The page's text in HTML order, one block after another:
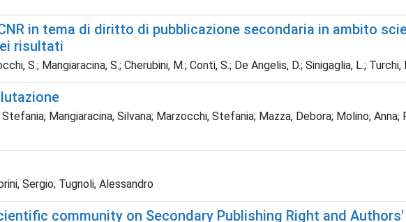
in tema di diritto di pubblicazione secondaria in ambito
risultati
S.; Mangiaracina, S.; Cherubini, M.; Conti, S.; De Angelis, D.; Sinigaglia, L.; Turchi,
Mangiaracina, Silvana; Marzocchi, Stefania; Mazza, Debora; Molino, Anna;
Sergio; Tugnoli, Alessandro
community on Secondary Publishing Right and